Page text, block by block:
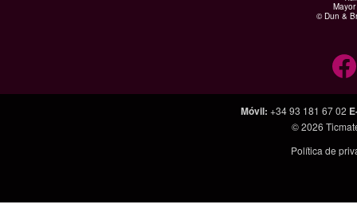
© Dun &
Móvil: +34 93 181 67 02
© 2026
Política de